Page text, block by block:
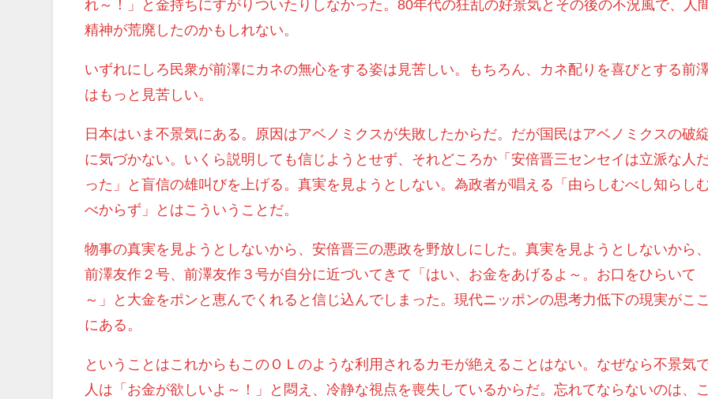
れ～！」と金持ちにすがりついたりしなかった。80年代の狂乱の好景気とその後の不況風で、人
精神が荒廃したのかもしれない。
いずれにしろ民衆が前澤にカネの無心をする姿は見苦しい。もちろん、カネ配りを喜びとする前
はもっと見苦しい。
日本はいま不景気にある。原因はアベノミクスが失敗したからだ。だが国民はアベノミクスの破
に気づかない。いくら説明しても信じようとせず、それどころか「安倍晋三センセイは立派な人
った」と盲信の雄叫びを上げる。真実を見ようとしない。為政者が唱える「由らしむべし知らし
べからず」とはこういうことだ。
物事の真実を見ようとしないから、安倍晋三の悪政を野放しにした。真実を見ようとしないから、
前澤友作２号、前澤友作３号が自分に近づいてきて「はい、お金をあげるよ～。お口をひらいて
～」と大金をポンと恵んでくれると信じ込んでしまった。現代ニッポンの思考力低下の現実がここ
にある。
ということはこれからもこのＯＬのような利用されるカモが絶えることはない。なぜなら不景気
人は「お金が欲しいよ～！」と悶え、冷静な視点を喪失しているからだ。忘れてならないのは、こ